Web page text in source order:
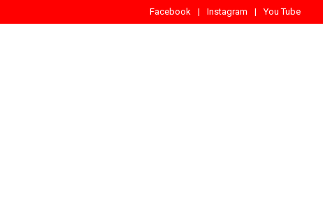
Facebook Instagram You Tube